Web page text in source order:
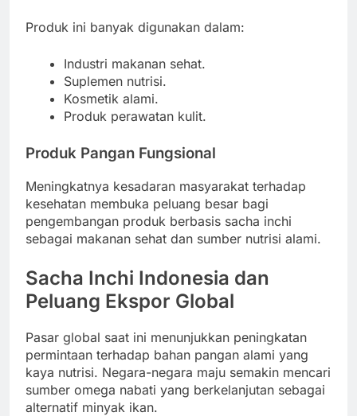
Produk ini banyak digunakan dalam:
Industri makanan sehat.
Suplemen nutrisi.
Kosmetik alami.
Produk perawatan kulit.
Produk Pangan Fungsional
Meningkatnya kesadaran masyarakat terhadap
kesehatan membuka peluang besar bagi
pengembangan produk berbasis sacha inchi
sebagai makanan sehat dan sumber nutrisi alami.
Sacha Inchi Indonesia dan
Peluang Ekspor Global
Pasar global saat ini menunjukkan peningkatan
permintaan terhadap bahan pangan alami yang
kaya nutrisi. Negara-negara maju semakin mencari
sumber omega nabati yang berkelanjutan sebagai
alternatif minyak ikan.